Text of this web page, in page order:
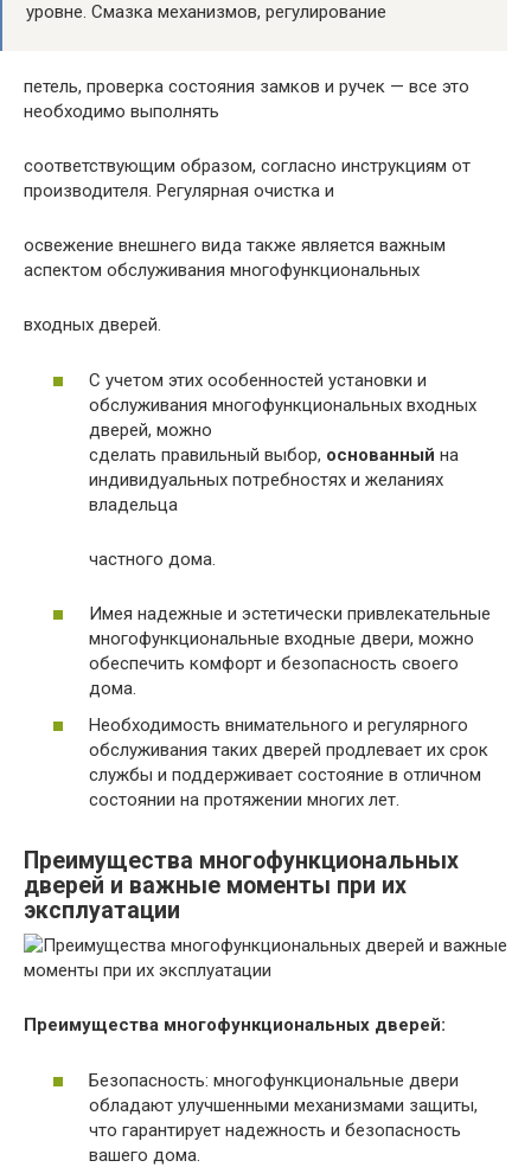
уровне. Смазка механизмов, регулирование
петель, проверка состояния замков и ручек — все это
необходимо выполнять
соответствующим образом, согласно инструкциям от
производителя. Регулярная очистка и
освежение внешнего вида также является важным
аспектом обслуживания многофункциональных
входных дверей.
С учетом этих особенностей установки и
обслуживания многофункциональных входных
дверей, можно
сделать правильный выбор, основанный на
индивидуальных потребностях и желаниях
владельца
частного дома.
Имея надежные и эстетически привлекательные
многофункциональные входные двери, можно
обеспечить комфорт и безопасность своего
дома.
Необходимость внимательного и регулярного
обслуживания таких дверей продлевает их срок
службы и поддерживает состояние в отличном
состоянии на протяжении многих лет.
Преимущества многофункциональных
дверей и важные моменты при их
эксплуатации
Преимущества многофункциональных дверей:
Безопасность: многофункциональные двери
обладают улучшенными механизмами защиты,
что гарантирует надежность и безопасность
вашего дома.